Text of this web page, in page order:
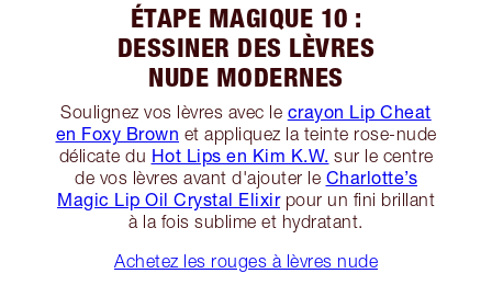
ÉTAPE MAGIQUE 10 :
DESSINER DES LÈVRES
NUDE MODERNES
Soulignez vos lèvres avec le crayon Lip Cheat
en Foxy Brown et appliquez la teinte rose-nude
délicate du Hot Lips en Kim K.W. sur le centre
de vos lèvres avant d'ajouter le Charlotte’s
Magic Lip Oil Crystal Elixirpour un fini brillant
à la fois sublime et hydratant.
Achetez les rouges à lèvres nude